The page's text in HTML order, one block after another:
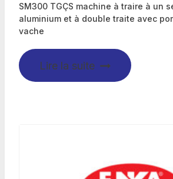
SM300 TGÇS machine à traire à un
aluminium et à double traite avec
vache
Lire la suite